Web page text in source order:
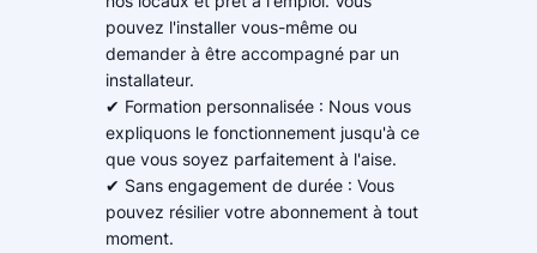
pouvez l'installer vous-même ou
demander à être accompagné par un
installateur.
✔ Formation personnalisée : Nous vous
expliquons le fonctionnement jusqu'à ce
que vous soyez parfaitement à l'aise.
✔ Sans engagement de durée : Vous
pouvez résilier votre abonnement à tout
moment.